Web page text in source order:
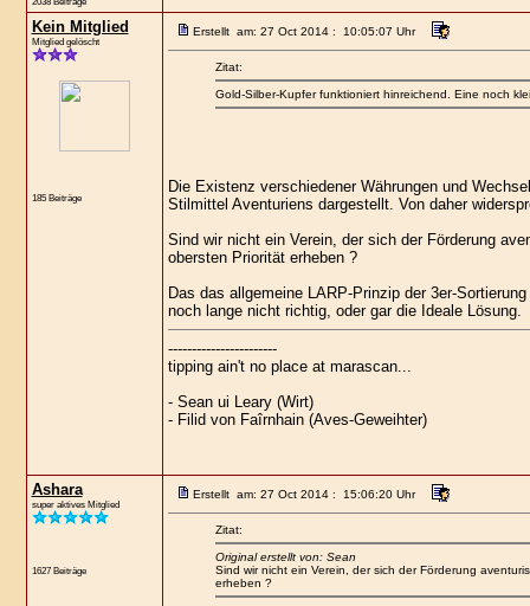
Kein Mitglied
Mitglied gelöscht
185 Beiträge
Erstellt am: 27 Oct 2014 : 10:05:07 Uhr
Zitat:
Gold-Silber-Kupfer funktioniert hinreichend. Eine noch
Die Existenz verschiedener Währungen und
Stilmittel Aventuriens dargestellt. Von daher
Sind wir nicht ein Verein, der sich der Förderung
obersten Priorität erheben ?
Das das allgemeine LARP-Prinzip der 3er-
noch lange nicht richtig, oder gar die Ideale Lösung.
-----------------------
tipping ain't no place at marascan...
- Sean ui Leary (Wirt)
- Filid von Faîrnhain (Aves-Geweihter)
Ashara
super aktives Mitglied
1627 Beiträge
Erstellt am: 27 Oct 2014 : 15:06:20 Uhr
Zitat:
Original erstellt von: Sean
Sind wir nicht ein Verein, der sich der Förderung
erheben ?